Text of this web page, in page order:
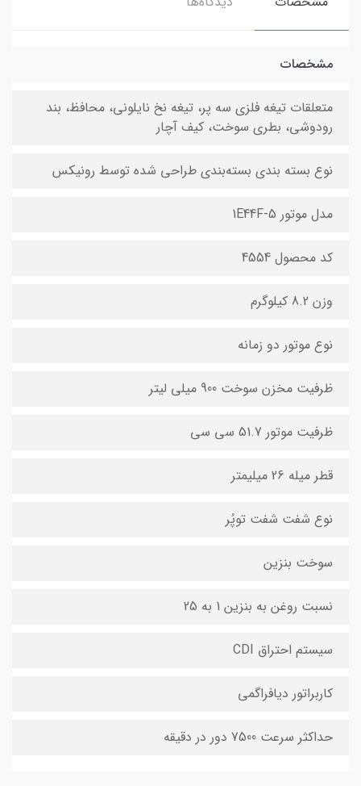
مشخصات
متعلقات تیغه فلزی سه پر، تیغه نخ نایلونی، محافظ، بند
رودوشی، بطری سوخت، کیف آچار
نوع بسته بندی بسته‌بندی طراحی شده توسط رونیکس
مدل موتور 1E44F-5
کد محصول 4554
وزن 8.2 کیلوگرم
نوع موتور دو زمانه
ظرفیت مخزن سوخت 900 میلی لیتر
ظرفیت موتور 51.7 سی سی
قطر میله 26 میلیمتر
نوع شفت شفت توپُر
سوخت بنزین
نسبت روغن به بنزین 1 به 25
سیستم احتراق CDI
کاربراتور دیافراگمی
حداکثر سرعت 7500 دور در دقیقه